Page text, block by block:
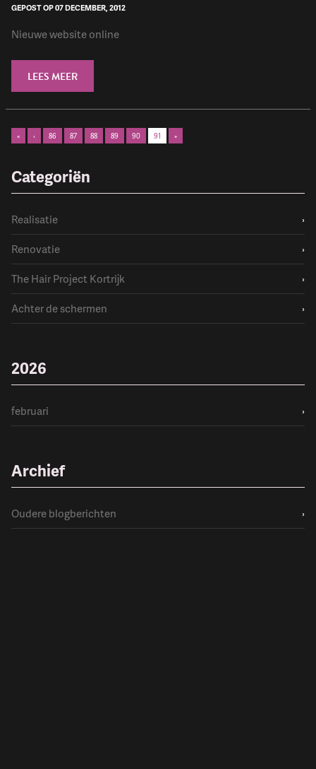
GEPOST OP 07 DECEMBER, 2012
Nieuwe website online
LEES MEER
« ‹ 86 87 88 89 90 91 »
Categoriën
Realisatie
›
Renovatie
›
The Hair Project Kortrijk
›
Achter de schermen
›
2026
februari ›
Archief
Oudere blogberichten ›